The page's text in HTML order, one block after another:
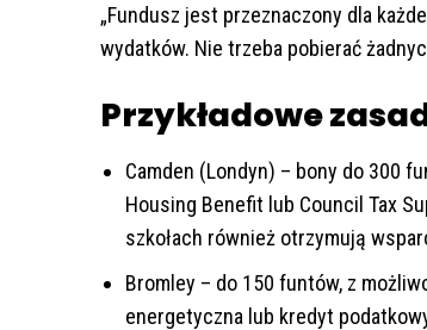
„Fundusz jest przeznaczony dla
wydatków. Nie trzeba pobierać
Przykładowe
Camden (Londyn) – bony do 300
Housing Benefit lub Council Tax
szkołach również otrzymują
Bromley – do 150 funtów, z
energetyczna lub kredyt